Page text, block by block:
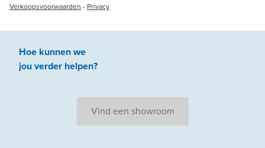
Verkoopsvoorwaarden - Privacy
Hoe kunnen we
jouverder helpen?
Vind een showroom